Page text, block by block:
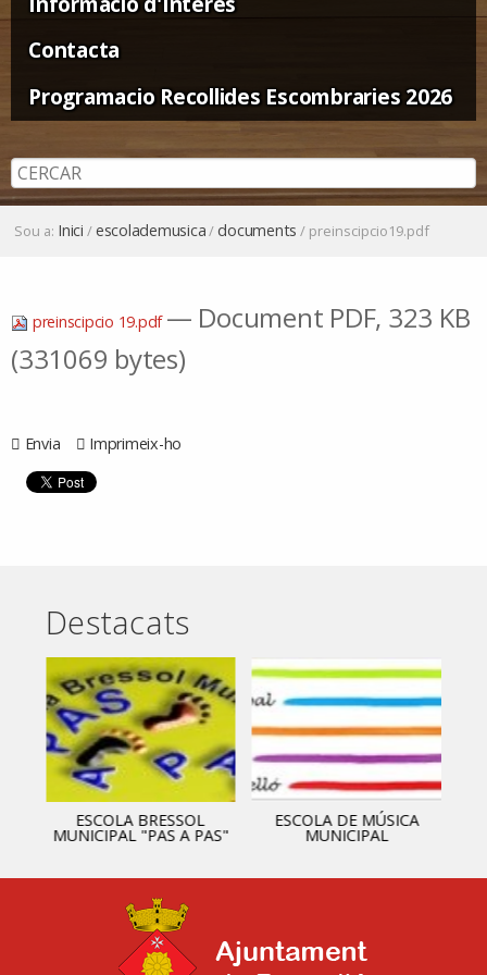
Contacta
Programacio Recollides Escombraries 2026
Sou a: Inici /escolademusica/ documents / preinscipcio19.pdf
preinscipcio 19.pdf — Document PDF, 323 KB
(331069 bytes)
Envia Imprimeix-ho
Destacats
ESCOLA BRESSOL
MUNICIPAL "PAS A PAS"
ESCOLA DE MÚSICA
MUNICIPAL